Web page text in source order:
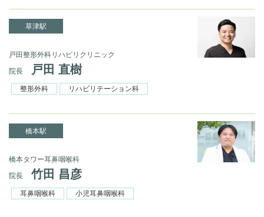
草津駅
戸田整形外科リハビリクリニック
院長
戸田 直樹
整形外科 リハビリテーション科
橋本駅
橋本タワー耳鼻咽喉科
院長
竹田 昌彦
耳鼻咽喉科 小児耳鼻咽喉科